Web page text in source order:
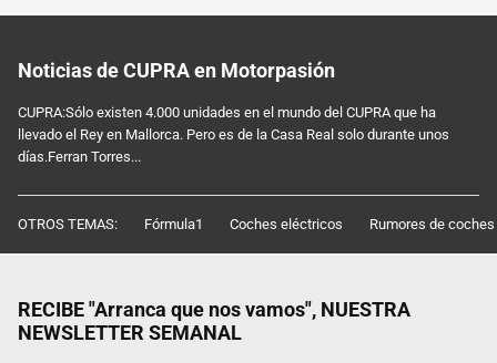
Noticias de CUPRA en Motorpasión
CUPRA:Sólo existen 4.000 unidades en el mundo del CUPRA que ha
llevado el Rey en Mallorca. Pero es de la Casa Real solo durante unos
días.Ferran Torres...
OTROS TEMAS: Fórmula1 Coches eléctricos Rumores de coches
RECIBE "Arranca que nos vamos", NUESTRA
NEWSLETTER SEMANAL